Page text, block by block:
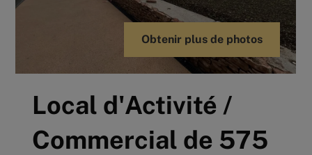
Obtenir plus de photos
Local d'Activité /
Commercial de 575